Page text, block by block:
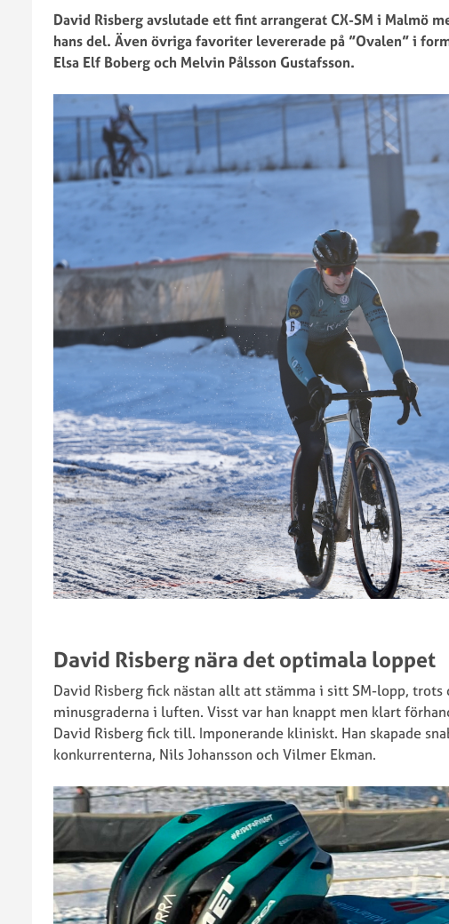
2021
SWE
Cup
och
CX-
Pokal
2020
SWE
Cup
och
Pokal
2019
Arrangera
SWE
Cup
VM
Cykelcross
Cykelcross
David Risberg avslutade ett fint arrangerat CX-SM i Malmö
hans del. Även övriga favoriter levererade på ”Ovalen” i
Elsa Elf Boberg och Melvin Pålsson Gustafsson.
David Risberg nära det optimala loppet
David Risberg fick nästan allt att stämma i sitt SM-lopp,
minusgraderna i luften. Visst var han knappt men klart
David Risberg fick till. Imponerande kliniskt. Han skapade
konkurrenterna, Nils Johansson och Vilmer Ekman.